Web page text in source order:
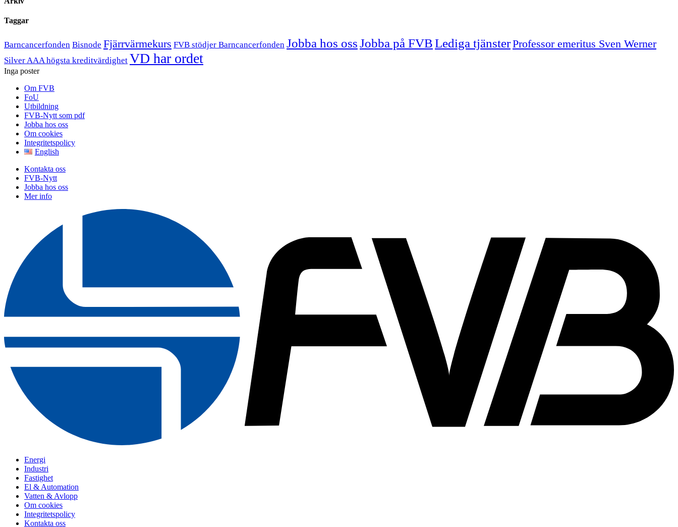
Taggar
Barncancerfonden Bisnode Fjärrvärmekurs FVB stödjer Barncancerfonden Jobba hos ossJobba på FVBLediga tjänsterProfessor emeritus Sven Werner
Silver AAA högsta kreditvärdighet VD har ordet
Inga poster
Om FVB
FoU
Utbildning
FVB-Nytt som pdf
Jobba hos oss
Om cookies
Integritetspolicy
English
Kontakta oss
FVB-Nytt
Jobba hos oss
Mer info
Energi
Industri
Fastighet
El & Automation
Vatten & Avlopp
Om cookies
Integritetspolicy
Kontakta oss